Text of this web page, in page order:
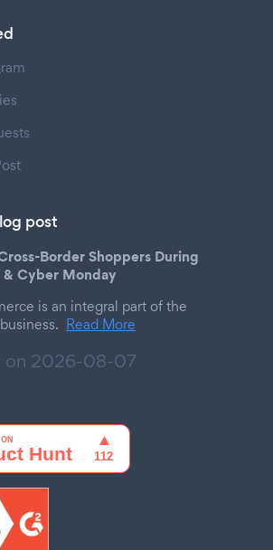
post
Border Shoppers During
& Cyber Monday
is an integral part of the
Read More
on 2026-08-07